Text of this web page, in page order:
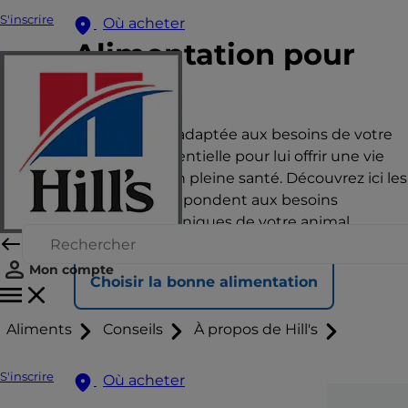
S'inscrire Où acheter
Mon compte
Aliments Conseils À propos de Hill's
S'inscrire Où acheter
Alimentation pour
chat
Une nutrition adaptée aux besoins de votre
animal est essentielle pour lui offrir une vie
heureuse et en pleine santé. Découvrez ici les
aliments qui répondent aux besoins
nutritionnels uniques de votre animal.
Choisir la bonne alimentation